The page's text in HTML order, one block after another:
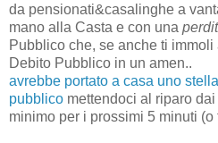
da pensionati&casalinghe a
mano alla Casta e con una
Pubblico che, se anche ti
Debito Pubblico in un amen..
avrebbe portato a casa uno
pubblico mettendoci al riparo
minimo per i prossimi 5 minuti (o